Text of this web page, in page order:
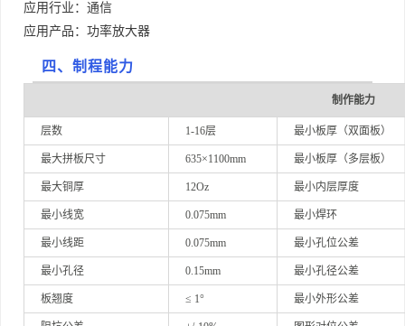
应用行业：通信
应用产品：功率放大器
四、制程能力
制作能力
层数 1-16层 最小板厚（双面板）
最大拼板尺寸 635×1100mm 最小板厚（多层板）
最大铜厚 12Oz 最小内层厚度
最小线宽 0.075mm 最小焊环
最小线距 0.075mm 最小孔位公差
最小孔径 0.15mm 最小孔径公差
板翘度 ≤ 1° 最小外形公差